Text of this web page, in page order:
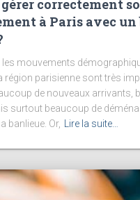
correctement
à Paris avec un
les mouvements
région parisienne sont très
de nouveaux arrivants,
surtout beaucoup de
banlieue. Or, Lire la suite…